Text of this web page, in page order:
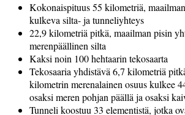
Kokonaispituus 55 kilometriä,
kulkeva silta- ja tunneliyhteys
22,9 kilometriä pitkä, maailman pisin
merenpäällinen silta
Kaksi noin 100 hehtaarin tekosaarta
Tekosaaria yhdistävä 6,7 kilometriä
kilometrin merenalainen osuus kulkee
osaksi meren pohjan päällä ja osaksi
Tunneli koostuu 33 elementistä, jotka